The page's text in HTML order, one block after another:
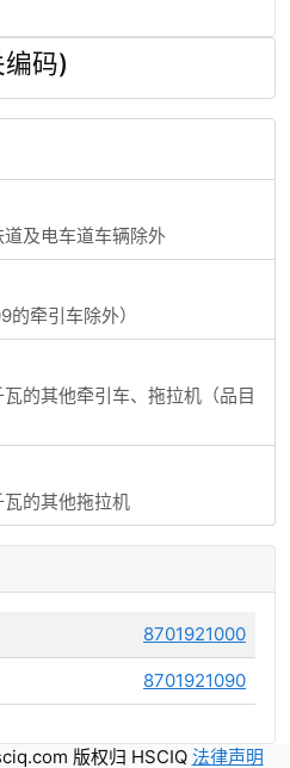
码)
及电车道车辆除外
牵引车除外）
的其他牵引车、拖拉机（品目
的其他拖拉机
8701921000
8701921090
版权归 HSCIQ 法律声明